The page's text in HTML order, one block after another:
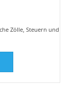
Zölle, Steuern und
Dieses
weist
mehrere